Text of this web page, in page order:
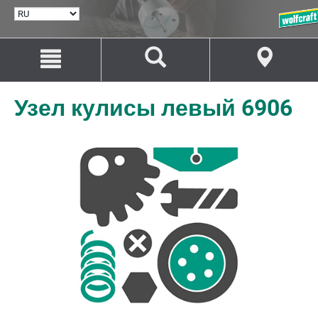
ВЫБРАТЬ
Перейти
содержанию
Перейти
навигации
Узел кулисы левый 6906